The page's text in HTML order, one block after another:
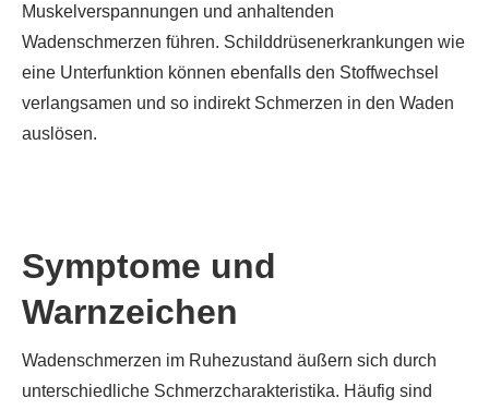
Muskelverspannungen und anhaltenden
Wadenschmerzen führen. Schilddrüsenerkrankungen wie
eine Unterfunktion können ebenfalls den Stoffwechsel
verlangsamen und so indirekt Schmerzen in den Waden
auslösen.
Symptome und
Warnzeichen
Wadenschmerzen im Ruhezustand äußern sich durch
unterschiedliche Schmerzcharakteristika. Häufig sind